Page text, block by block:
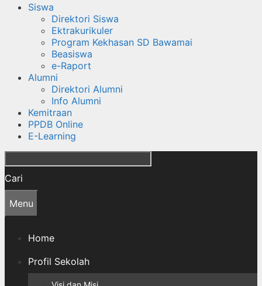
Siswa
Direktori Siswa
Ektrakurikuler
Program Kekhasan SD Bawamai
Beasiswa
e-Raport
Alumni
Direktori Alumni
Info Alumni
Kemitraan
PPDB Online
E-Learning
Cari
Menu
Home
Profil Sekolah